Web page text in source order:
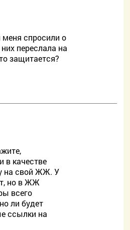
меня спросили о
переслала на
защитается?
в качестве
на свой ЖЖ. У
но в ЖЖ
всего
ли будет
ссылки на